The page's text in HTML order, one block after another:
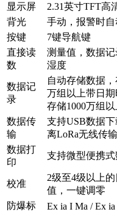
显示屏
2.31英寸TFT高
背光
手动，报警时自
按键
7键导航键
直接读
数
测量值，数据记
湿度
数据记
录
自动存储数据
万组以上带日
存储1000万组
数据传
输
支持USB数据
离LoRa无线传
数据打
印
支持微型便携
校准
2级至4级以上
值，一键调零
防爆标
Ex ia I Ma / Ex